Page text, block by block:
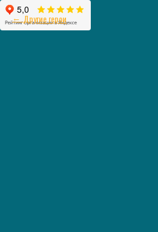
Другие герои